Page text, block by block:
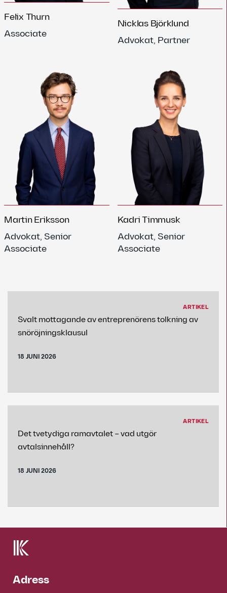
Felix Thurn
Associate
Nicklas Björklund
Advokat, Partner
Martin Eriksson
Advokat, Senior
Associate
Kadri Timmusk
Advokat, Senior
Associate
ARTIKEL
Svalt mottagande av entreprenörens tolkning av
snöröjningsklausul
18 JUNI 2026
ARTIKEL
Det tvetydiga ramavtalet – vad utgör
avtalsinnehåll?
18 JUNI 2026
Adress